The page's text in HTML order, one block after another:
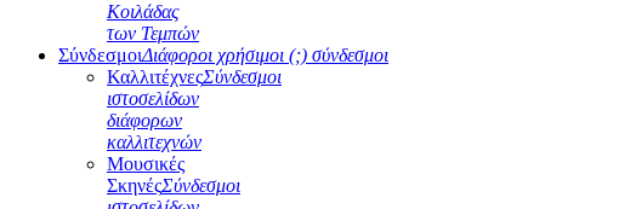
Κοιλάδας
των Τεμπών
ΣύνδεσμοιΔιάφοροι χρήσιμοι (;) σύνδεσμοι
ΚαλλιτέχνεςΣύνδεσμοι
ιστοσελίδων
διάφορων
καλλιτεχνών
Μουσικές
ΣκηνέςΣύνδεσμοι